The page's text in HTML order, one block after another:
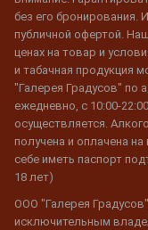
без его бронирования.
публичной офертой.
ценах на товар и
и табачная продукция
"Галерея Градусов" по
ежедневно, с 10:00-
осуществляется.
получена и оплачена
себе иметь паспорт
18 лет)
ООО "Галерея
исключительным